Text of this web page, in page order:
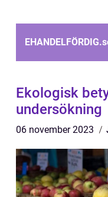
EHANDELFÖRDIG.
Ekologisk
undersökning
06 november 2023